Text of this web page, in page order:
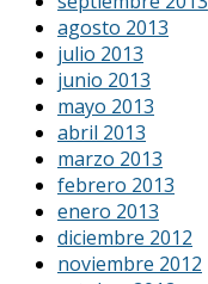
agosto 2013
julio 2013
junio 2013
mayo 2013
abril 2013
marzo 2013
febrero 2013
enero 2013
diciembre 2012
noviembre 2012